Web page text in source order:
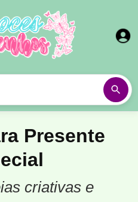
Presente
criativas e